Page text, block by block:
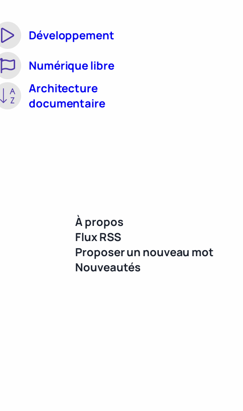
Développement
Numérique libre
Architecture
documentaire
À propos
Flux RSS
Proposer un nouveau mot
Nouveautés